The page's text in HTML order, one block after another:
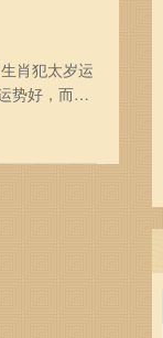
肖犯太岁运
势好，而且